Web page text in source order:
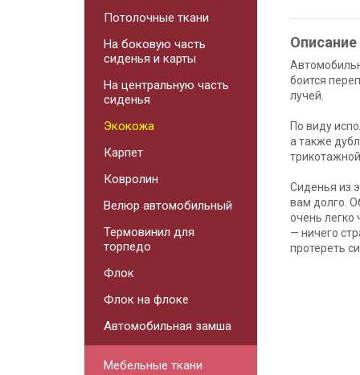
Потолочные ткани
На боковую часть
сиденья и карты
На центральную часть
сиденья
Экокожа
Карпет
Ковролин
Велюр автомобильный
Термовинил для
торпедо
Флок
Флок на флоке
Автомобильная замша
Мебельные ткани
Описание
боится
лучей.
По виду
а также
Сиденья из
вам долго.
очень легко
— ничего
протереть